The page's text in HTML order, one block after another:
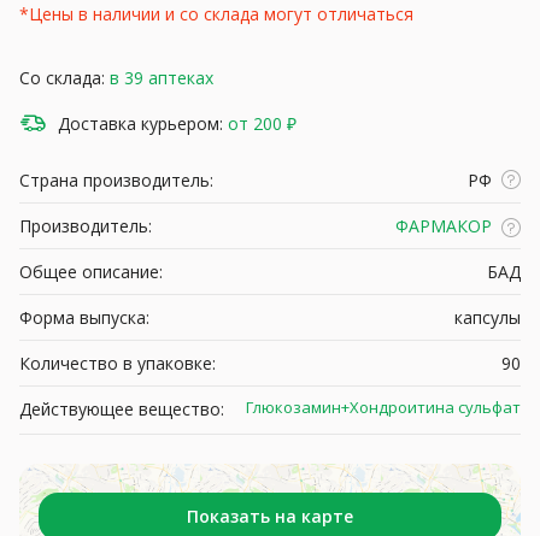
*Цены в наличии и со склада могут отличаться
Со склада: в 39 аптеках
Доставка курьером: от 200 ₽
Страна производитель:
РФ
Производитель:
ФАРМАКОР
Общее описание:
БАД
Форма выпуска:
капсулы
Количество в упаковке:
90
Действующее вещество:
Глюкозамин+Хондроитина сульфат
Показать на карте